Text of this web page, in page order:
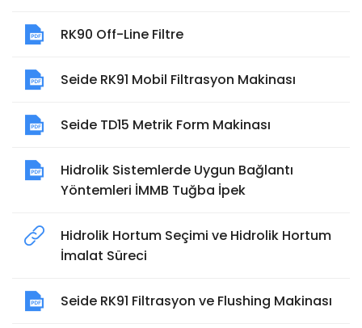
RK90 Off-Line Filtre
Seide RK91 Mobil Filtrasyon Makinası
Seide TD15 Metrik Form Makinası
Hidrolik Sistemlerde Uygun Bağlantı
Yöntemleri İMMB Tuğba İpek
Hidrolik Hortum Seçimi ve Hidrolik Hortum
İmalat Süreci
Seide RK91 Filtrasyon ve Flushing Makinası